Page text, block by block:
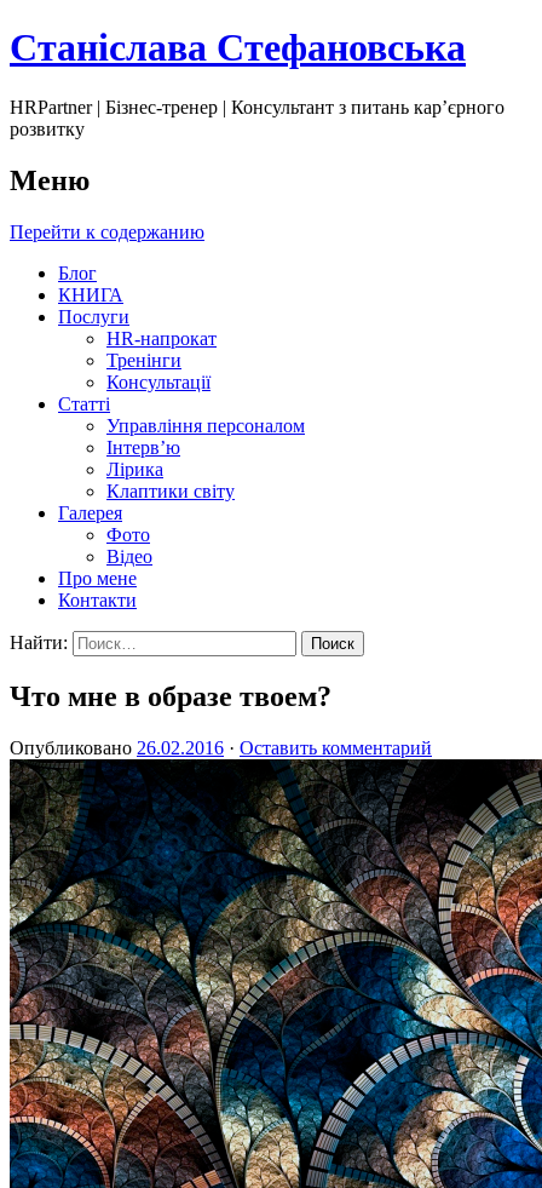
Станіслава Стефановська
HRPartner | Бізнес-тренер | Консультант з питань карʼєрного
розвитку
Меню
Перейти к содержанию
Блог
КНИГА
Послуги
HR-напрокат
Тренінги
Консультації
Статті
Управління персоналом
Інтервʼю
Лірика
Клаптики світу
Галерея
Фото
Відео
Про мене
Контакти
Найти:
Что мне в образе твоем?
Опубликовано 26.02.2016 · Оставить комментарий